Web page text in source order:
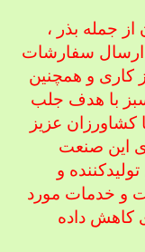
جمله بذر ،
ارسال سفارشات
کاری و همچنین
با هدف جلب
کشاورزان عزیز
این صنعت
و
و خدمات مورد
کاهش داده